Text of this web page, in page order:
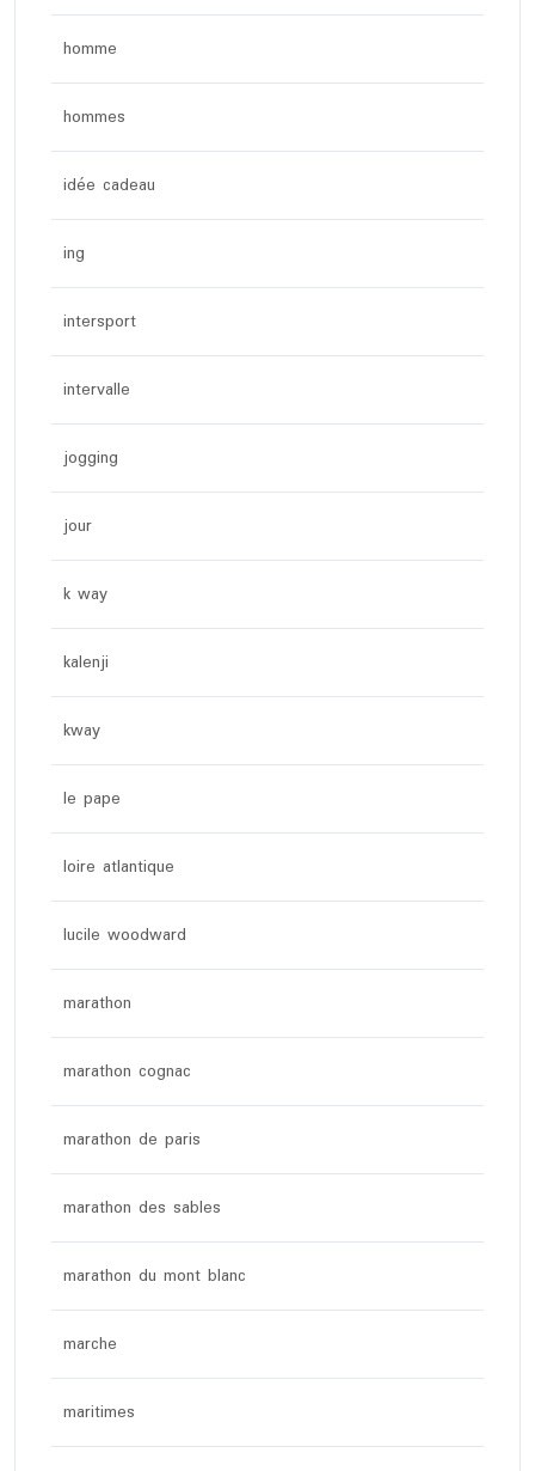
homme
hommes
idée cadeau
ing
intersport
intervalle
jogging
jour
k way
kalenji
kway
le pape
loire atlantique
lucile woodward
marathon
marathon cognac
marathon de paris
marathon des sables
marathon du mont blanc
marche
maritimes